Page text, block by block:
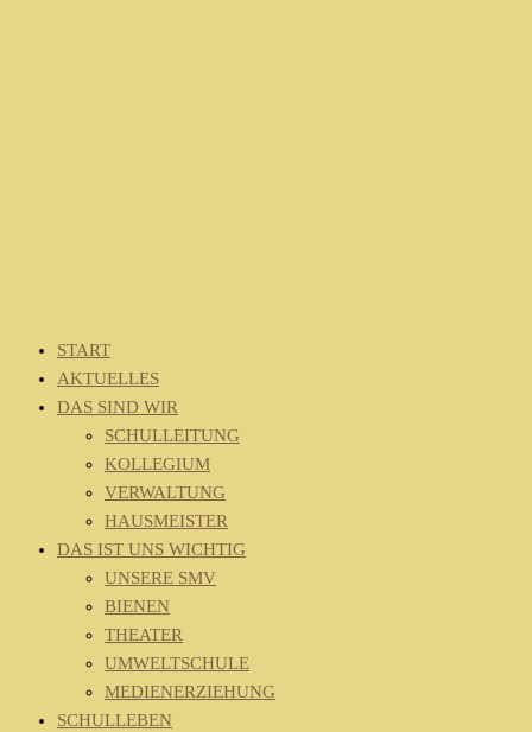
START
AKTUELLES
DAS SIND WIR
SCHULLEITUNG
KOLLEGIUM
VERWALTUNG
HAUSMEISTER
DAS IST UNS WICHTIG
UNSERE SMV
BIENEN
THEATER
UMWELTSCHULE
MEDIENERZIEHUNG
SCHULLEBEN